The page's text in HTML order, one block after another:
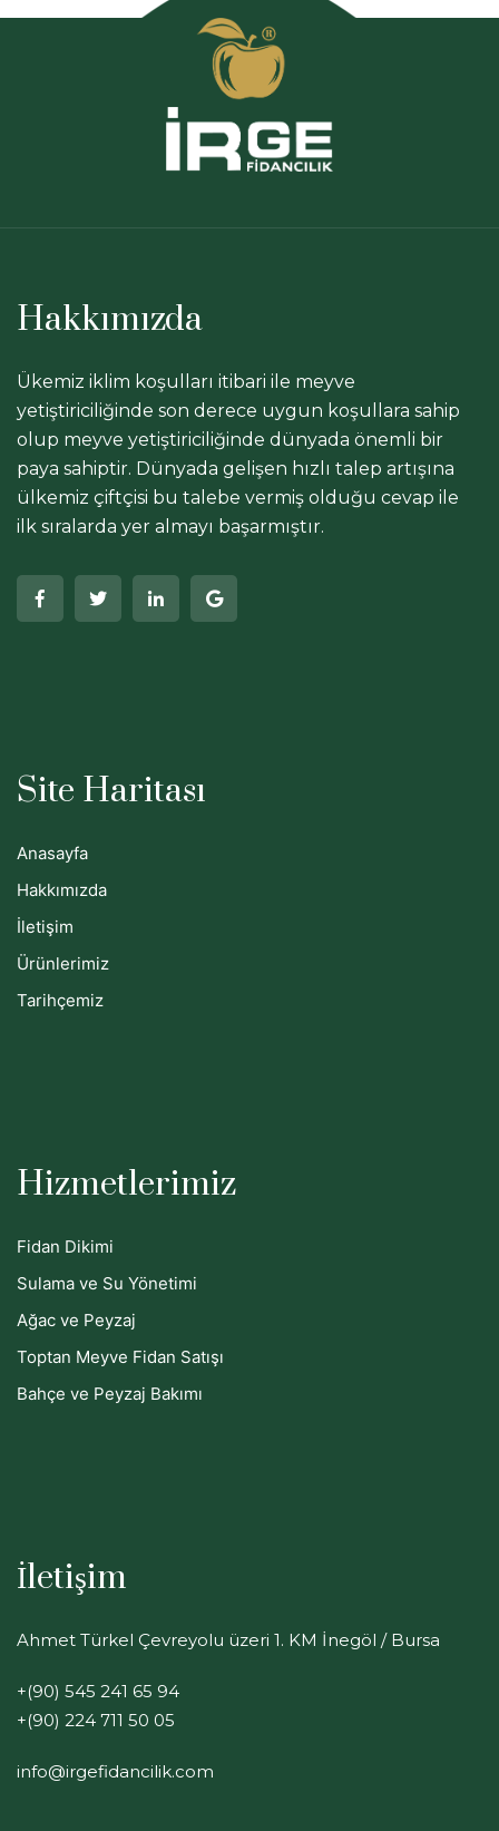
Hakkımızda
Ükemiz iklim koşulları itibari ile meyve
yetiştiriciliğinde son derece uygun koşullara sahip
olup meyve yetiştiriciliğinde dünyada önemli bir
paya sahiptir. Dünyada gelişen hızlı talep artışına
ülkemiz çiftçisi bu talebe vermiş olduğu cevap ile
ilk sıralarda yer almayı başarmıştır.
Site Haritası
Anasayfa
Hakkımızda
İletişim
Ürünlerimiz
Tarihçemiz
Hizmetlerimiz
Fidan Dikimi
Sulama ve Su Yönetimi
Ağac ve Peyzaj
Toptan Meyve Fidan Satışı
Bahçe ve Peyzaj Bakımı
İletişim
Ahmet Türkel Çevreyolu üzeri 1. KM İnegöl / Bursa
+(90) 545 241 65 94
+(90) 224 711 50 05
info@irgefidancilik.com